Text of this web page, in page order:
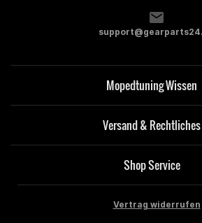
Mopedtuning Wissen
Versand & Rechtliches
Shop Service
Vertrag widerrufen